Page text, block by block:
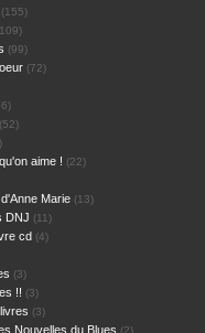
(155)
(99)
(72)
(52)
aime ! (22)
Marie (13)
DNJ (11)
cd (4)
(3)
!! (3)
(3)
Nouvelles du Blues (2)